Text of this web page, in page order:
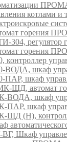
котлами
горения
регулятор
горения
контроллер
ВОДА, шкаф
ПАР, шкаф
автомат
ВОДА, шкаф
ПАР, шкаф
ЩД (Н),
Шкаф